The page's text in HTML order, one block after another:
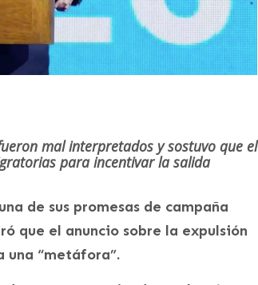
mal interpretados y sostuvo que el
para incentivar la salida
de sus promesas de campaña
que el anuncio sobre la expulsión
una “metáfora”.